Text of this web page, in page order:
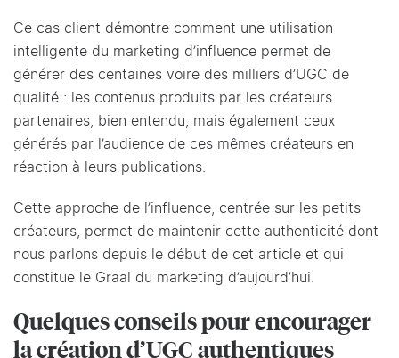
Ce cas client démontre comment une utilisation
intelligente du marketing d’influence permet de
générer des centaines voire des milliers d’UGC de
qualité : les contenus produits par les créateurs
partenaires, bien entendu, mais également ceux
générés par l’audience de ces mêmes créateurs en
réaction à leurs publications.
Cette approche de l’influence, centrée sur les petits
créateurs, permet de maintenir cette authenticité dont
nous parlons depuis le début de cet article et qui
constitue le Graal du marketing d’aujourd’hui.
Quelques conseils pour encourager
la création d’UGC authentiques